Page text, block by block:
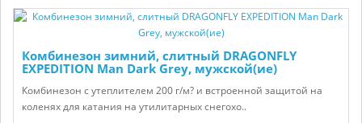
Комбинезон зимний, слитный DRAGONFLY
EXPEDITION Man Dark Grey, мужской(ие)
Комбинезон с утеплителем 200 г/м? и встроенной защитой на
коленях для катания на утилитарных снегохо..